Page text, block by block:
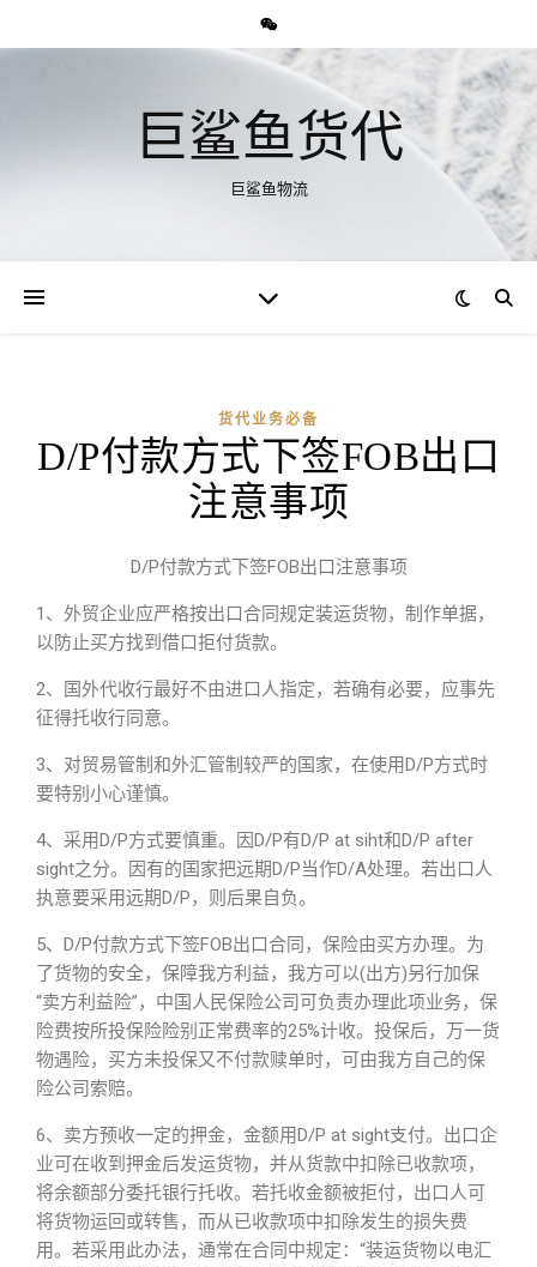
巨鲨鱼货代
巨鲨鱼物流
货代业务必备
D/P付款方式下签FOB出口
注意事项
D/P付款方式下签FOB出口注意事项
1、外贸企业应严格按出口合同规定装运货物，制作单据，
以防止买方找到借口拒付货款。
2、国外代收行最好不由进口人指定，若确有必要，应事先
征得托收行同意。
3、对贸易管制和外汇管制较严的国家，在使用D/P方式时
要特别小心谨慎。
4、采用D/P方式要慎重。因D/P有D/P at siht和D/P after
sight之分。因有的国家把远期D/P当作D/A处理。若出口人
执意要采用远期D/P，则后果自负。
5、D/P付款方式下签FOB出口合同，保险由买方办理。为
了货物的安全，保障我方利益，我方可以(出方)另行加保
“卖方利益险”，中国人民保险公司可负责办理此项业务，保
险费按所投保险险别正常费率的25%计收。投保后，万一货
物遇险，买方未投保又不付款赎单时，可由我方自己的保
险公司索赔。
6、卖方预收一定的押金，金额用D/P at sight支付。出口企
业可在收到押金后发运货物，并从货款中扣除已收款项，
将余额部分委托银行托收。若托收金额被拒付，出口人可
将货物运回或转售，而从已收款项中扣除发生的损失费
用。若采用此办法，通常在合同中规定：“装运货物以电汇